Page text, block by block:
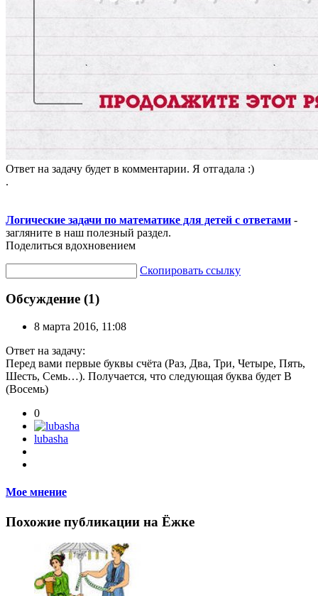
Ответ на задачу будет в комментарии. Я отгадала :)
.
Логические задачи по математике для детей с ответами -
загляните в наш полезный раздел.
Поделиться вдохновением
Скопировать ссылку
Обсуждение (1)
8 марта 2016, 11:08
Ответ на задачу:
Перед вами первые буквы счёта (Раз, Два, Три, Четыре, Пять,
Шесть, Семь…). Получается, что следующая буква будет В
(Восемь)
0
lubasha
Мое мнение
Похожие публикации на Ёжке